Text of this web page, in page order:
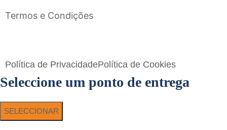
Termos e Condições
Política de PrivacidadePolítica de Cookies
Seleccione um ponto de entrega
SELECCIONAR